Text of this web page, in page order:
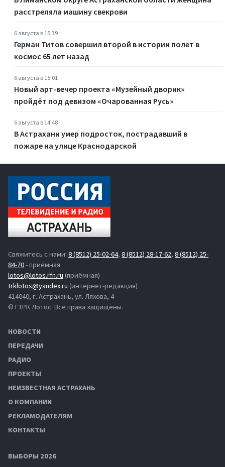
расстреляла машину свекрови
6 августа в 15:39
Герман Титов совершил второй в истории полет в
космос 65 лет назад
6 августа в 15:01
Новый арт-вечер проекта «Музейный дворик»
пройдёт под девизом «Очарованная Русь»
6 августа в 14:48
В Астрахани умер подросток, пострадавший в
пожаре на улице Краснодарской
Свяжитесь с нами: 8 (8512) 25-02-64, 8 (8512) 28-17-62, 8 (8512) 25-
84-70- приёмная
lotos@lotos.rfn.ru (приёмная)
trklotos@yandex.ru (интернет-редакция)
414040, г. Астрахань, ул. Ляхова, 4
© ГТРК Лотос. Все права защищены.
НОВОСТИ
ПЕРЕДАЧИ
РАДИО
ПРОЕКТЫ
НЕИЗВЕСТНАЯ АСТРАХАНЬ
О КОМПАНИИ
РЕКЛАМОДАТЕЛЯМ
КОНТАКТЫ
ВЫБОРЫ 2026